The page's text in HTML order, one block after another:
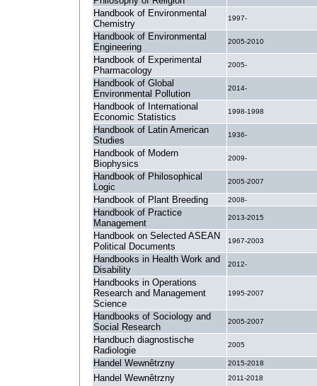
Handbook of Environmental
Chemistry
1997-
Handbook of Environmental
Engineering
2005-2010
Handbook of Experimental
Pharmacology
2005-
Handbook of Global
Environmental Pollution
2014-
Handbook of International
Economic Statistics
1998-1998
Handbook of Latin American
Studies
1936-
Handbook of Modern
Biophysics
2009-
Handbook of Philosophical
Logic
2005-2007
Handbook of Plant Breeding 2008-
Handbook of Practice
Management
2013-2015
Handbook on Selected ASEAN
Political Documents
1967-2003
Handbooks in Health Work and
Disability
2012-
Handbooks in Operations
Research and Management
Science
1995-2007
Handbooks of Sociology and
Social Research
2005-2007
Handbuch diagnostische
Radiologie
2005
Handel Wewnêtrzny 2015-2018
Handel Wewnêtrzny 2011-2018